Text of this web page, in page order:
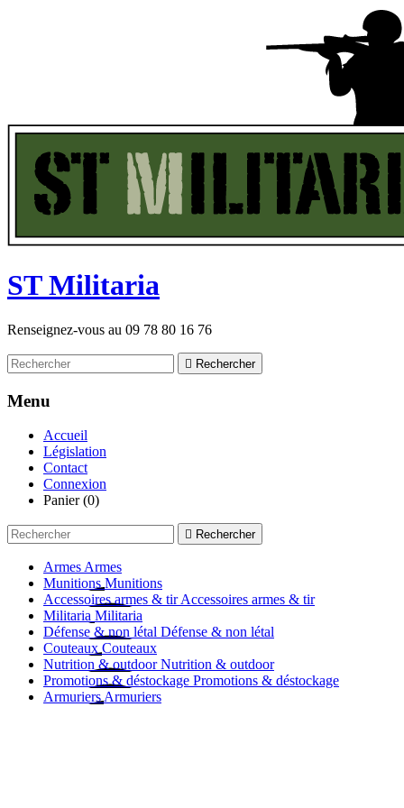
STMilitaria
Renseignez-vous au 09 78 80 16 76
 Rechercher
Menu
Accueil
Législation
Contact
Connexion
Panier (0)
 Rechercher
Armes Armes
Munitions Munitions
Accessoires armes & tir Accessoires armes & tir
Militaria Militaria
Défense & non létal Défense & non létal
Couteaux Couteaux
Nutrition & outdoor Nutrition & outdoor
Promotions & déstockage Promotions & déstockage
Armuriers Armuriers